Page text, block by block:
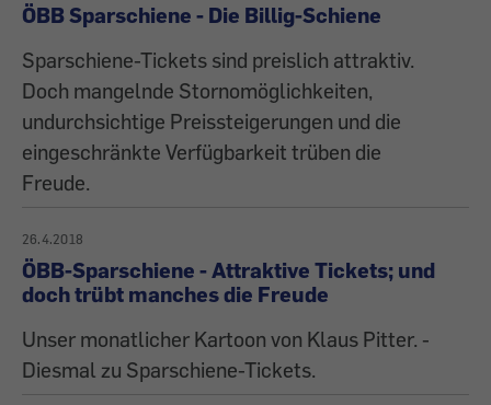
ÖBB Sparschiene - Die Billig-Schiene
Sparschiene-Tickets sind preislich attraktiv.
Doch mangelnde Stornomöglichkeiten,
undurchsichtige Preissteigerungen und die
eingeschränkte Verfügbarkeit trüben die
Freude.
26.4.2018
ÖBB-Sparschiene - Attraktive Tickets; und
doch trübt manches die Freude
Unser monatlicher Kartoon von Klaus Pitter. -
Diesmal zu Sparschiene-Tickets.